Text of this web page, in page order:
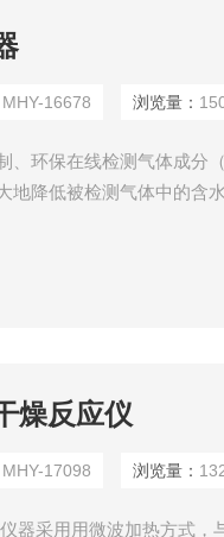
MHY-16678 浏览量：
、环保在线检测气体成分
地降低被检测气体中的含
燥反应仪
MHY-17098 浏览量：
器采用用微波加热方式，